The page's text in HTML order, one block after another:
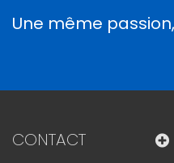
Une même
CONTACT